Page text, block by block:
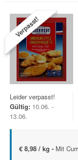
Verpasst!
Leider verpasst!
Gültig: 10.06. -
13.06.
€ 8,98 / kg - Mit